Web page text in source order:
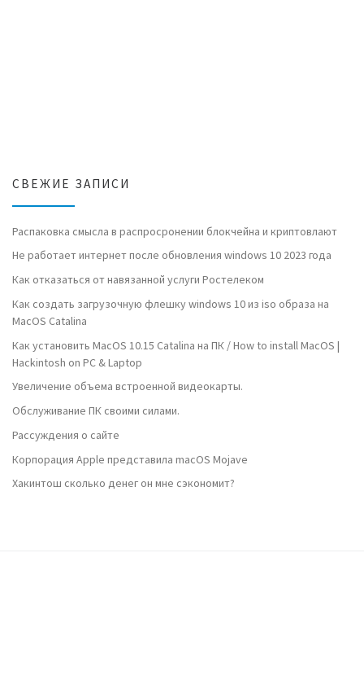
СВЕЖИЕ ЗАПИСИ
Распаковка смысла в распросронении блокчейна и криптовлают
Не работает интернет после обновления windows 10 2023 года
Как отказаться от навязанной услуги Ростелеком
Как создать загрузочную флешку windows 10 из iso образа на
MacOS Catalina
Как установить MacOS 10.15 Catalina на ПК / How to install MacOS |
Hackintosh on PC & Laptop
Увеличение объема встроенной видеокарты.
Обслуживание ПК своими силами.
Рассуждения о сайте
Корпорация Apple представила macOS Mojave
Хакинтош сколько денег он мне сэкономит?